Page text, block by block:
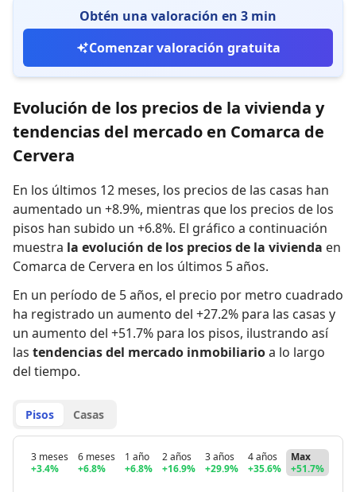
Obtén una valoración en 3 min
Comenzar valoración gratuita
Evolución de los precios de la vivienda y
tendencias del mercado en Comarca de
Cervera
En los últimos 12 meses, los precios de las casas han
aumentado un +8.9%, mientras que los precios de los
pisos han subido un +6.8%. El gráfico a continuación
muestra la evolución de los precios de la vivienda en
Comarca de Cervera en los últimos 5 años.
En un período de 5 años, el precio por metro cuadrado
ha registrado un aumento del +27.2% para las casas y
un aumento del +51.7% para los pisos, ilustrando así
las tendencias del mercado inmobiliarioa lo largo
del tiempo.
Pisos Casas
3 meses
+3.4%
6 meses
+6.8%
1 año
+6.8%
2 años
+16.9%
3 años
+29.9%
4 años
+35.6%
Max
+51.7%